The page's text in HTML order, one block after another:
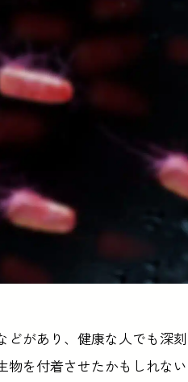
どがあり、健康な人でも深刻
物を付着させたかもしれない